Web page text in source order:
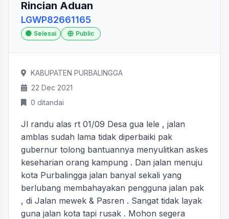
Rincian Aduan
LGWP82661165
Selesai Public
KABUPATEN PURBALINGGA
22 Dec 2021
0 ditandai
Jl randu alas rt 01/09 Desa gua lele , jalan
amblas sudah lama tidak diperbaiki pak
gubernur tolong bantuannya menyulitkan askes
keseharian orang kampung . Dan jalan menuju
kota Purbalingga jalan banyal sekali yang
berlubang membahayakan pengguna jalan pak
, di Jalan mewek & Pasren . Sangat tidak layak
guna jalan kota tapi rusak . Mohon segera